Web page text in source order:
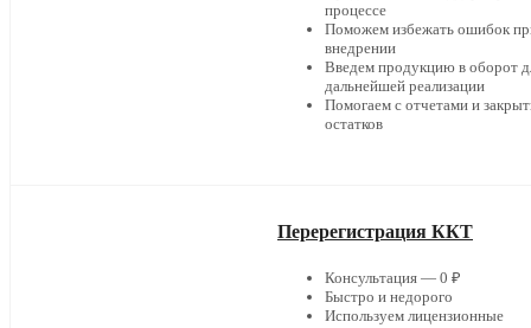
процессе
Поможем избежать ошибок
внедрении
Введем продукцию в оборот
дальнейшей реализации
Помогаем с отчетами и
остатков
Перерегистрация ККТ
Консультация — 0 ₽
Быстро и недорого
Используем лицензионные